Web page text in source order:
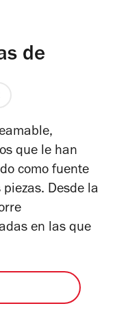
de
que le han
como fuente
Desde la
en las que